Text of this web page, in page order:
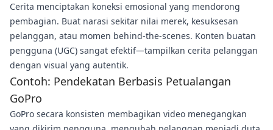
Cerita menciptakan koneksi emosional yang mendorong
pembagian. Buat narasi sekitar nilai merek, kesuksesan
pelanggan, atau momen behind-the-scenes. Konten buatan
pengguna (UGC) sangat efektif—tampilkan cerita pelanggan
dengan visual yang autentik.
Contoh: Pendekatan Berbasis Petualangan
GoPro
GoPro secara konsisten membagikan video menegangkan